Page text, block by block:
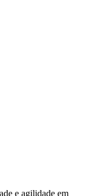
e agilidade em